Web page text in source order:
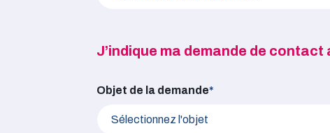
J’indique ma demande de contact auprès du
J’indique ma demande de contact
Objet de la demande*